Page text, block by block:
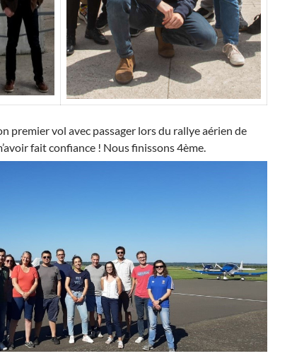
premier vol avec passager lors du rallye aérien de
fait confiance ! Nous finissons 4ème.